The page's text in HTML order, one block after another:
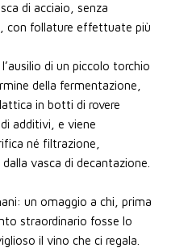
di acciaio, senza
con follature effettuate più
di un piccolo torchio
della fermentazione,
in botti di rovere
additivi, e viene
né filtrazione,
vasca di decantazione.
un omaggio a chi, prima
straordinario fosse lo
il vino che ci regala.